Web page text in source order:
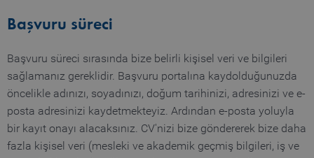
Başvuru süreci
Başvuru süreci sırasında bize belirli kişisel veri ve bilgileri
sağlamanız gereklidir. Başvuru portalına kaydolduğunuzda
öncelikle adınızı, soyadınızı, doğum tarihinizi, adresinizi ve e-
posta adresinizi kaydetmekteyiz. Ardından e-posta yoluyla
bir kayıt onayı alacaksınız. CV'nizi bize göndererek bize daha
fazla kişisel veri (mesleki ve akademik geçmiş bilgileri, iş ve
_pk_testcookie.1.b06e www.truetzschler.de Session